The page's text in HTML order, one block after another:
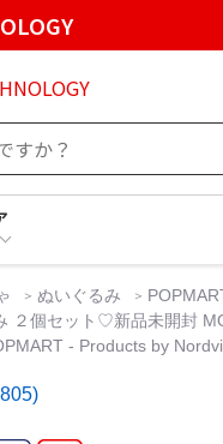
ぬいぐるみ
２個セット♡新品未開封
- Products by